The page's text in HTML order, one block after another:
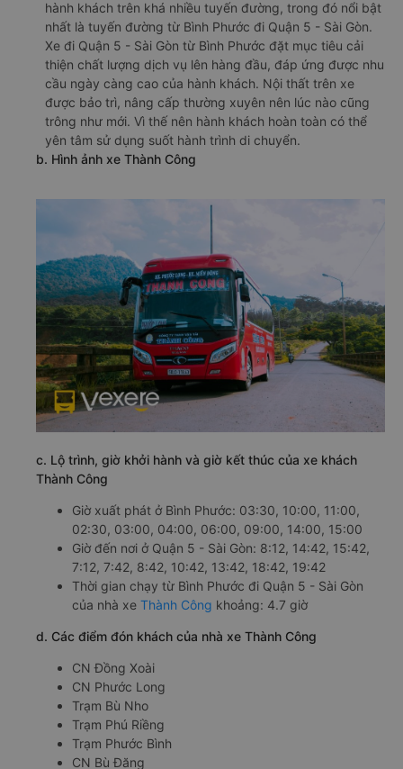
hành khách trên khá nhiều tuyến đường, trong đó nổi bật
nhất là tuyến đường từ Bình Phước đi Quận 5 - Sài Gòn.
Xe đi Quận 5 - Sài Gòn từ Bình Phước đặt mục tiêu cải
thiện chất lượng dịch vụ lên hàng đầu, đáp ứng được nhu
cầu ngày càng cao của hành khách. Nội thất trên xe
được bảo trì, nâng cấp thường xuyên nên lúc nào cũng
trông như mới. Vì thế nên hành khách hoàn toàn có thể
yên tâm sử dụng suốt hành trình di chuyển.
b. Hình ảnh xe Thành Công
c. Lộ trình, giờ khởi hành và giờ kết thúc của xe khách
Thành Công
Giờ xuất phát ở Bình Phước: 03:30, 10:00, 11:00,
02:30, 03:00, 04:00, 06:00, 09:00, 14:00, 15:00
Giờ đến nơi ở Quận 5 - Sài Gòn: 8:12, 14:42, 15:42,
7:12, 7:42, 8:42, 10:42, 13:42, 18:42, 19:42
Thời gian chạy từ Bình Phước đi Quận 5 - Sài Gòn
của nhà xe Thành Công khoảng: 4.7 giờ
d. Các điểm đón khách của nhà xe Thành Công
CN Đồng Xoài
CN Phước Long
Trạm Bù Nho
Trạm Phú Riềng
Trạm Phước Bình
CN Bù Đăng